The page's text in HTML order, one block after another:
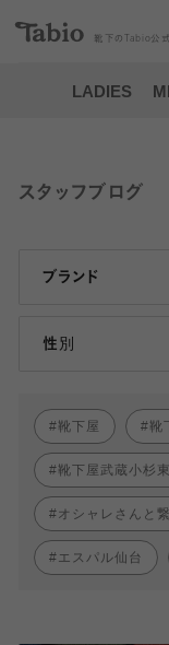
靴下の Tabio 公
LADIES
スタッフブログ
ブランド
性別
靴下屋 靴
靴下屋武蔵小杉
オシャレさんと
エスパル仙台